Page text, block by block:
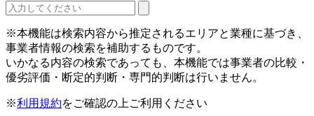
※本機能は検索内容から推定されるエリアと業種に基づき、
事業者情報の検索を補助するものです。
いかなる内容の検索であっても、本機能では事業者の比較・
優劣評価・断定的判断・専門的判断は行いません。
※利用規約をご確認の上ご利用ください